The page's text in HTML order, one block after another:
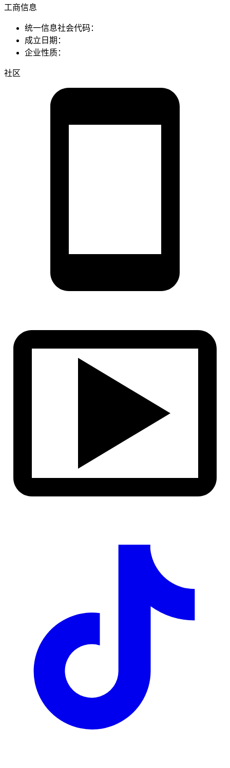
工商信息
统一信息社会代码：
成立日期：
企业性质：
社区